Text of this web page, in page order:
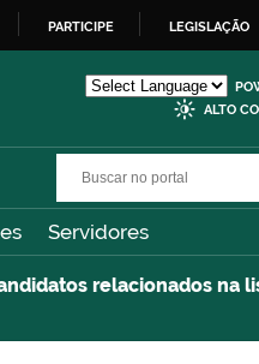
PARTICIPE LEGISLAÇÃO
ALTO
Servidores
relacionados na